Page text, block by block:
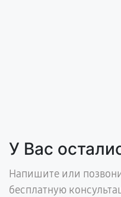
У Вас
Напишите или
бесплатную